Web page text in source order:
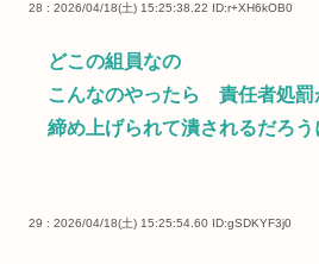
28 : 2026/04/18(土) 15:25:38.22 ID:r+XH6kOB0
どこの組員なの
こんなのやったら 責任者処罰
締め上げられて潰されるだろう
29 : 2026/04/18(土) 15:25:54.60 ID:gSDKYF3j0